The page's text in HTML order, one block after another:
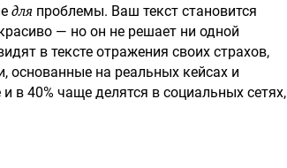
для проблемы. Ваш текст становится
— но он не решает ни одной
в тексте отражения своих страхов,
основанные на реальных кейсах и
в 40% чаще делятся в социальных сетях,